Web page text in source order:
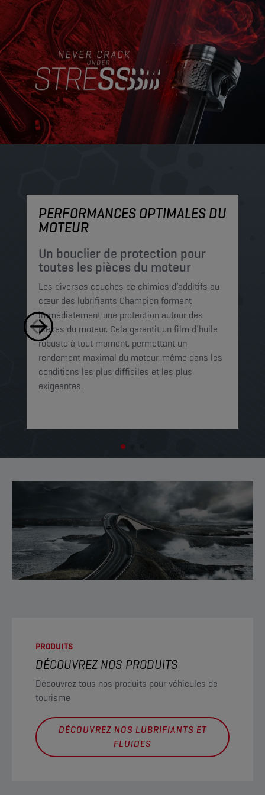
PERFORMANCES OPTIMALES DU
MOTEUR
Un bouclier de protection pour
toutes les pièces du moteur
Les diverses couches de chimies d’additifs au
cœur des lubrifiants Champion forment
immédiatement une protection autour des
pièces du moteur. Cela garantit un film d’huile
robuste à tout moment, permettant un
rendement maximal du moteur, même dans les
conditions les plus difficiles et les plus
exigeantes.
PRODUITS
DÉCOUVREZ NOS PRODUITS
Découvrez tous nos produits pour véhicules de
tourisme
DÉCOUVREZ NOS LUBRIFIANTS ET
FLUIDES